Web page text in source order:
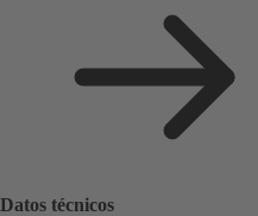
Datos técnicos